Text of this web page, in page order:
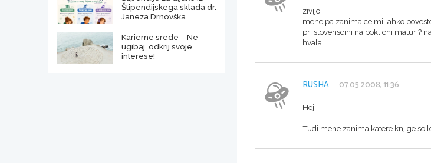
zivijo!
mene pa zanima ce mi lahko
pri slovenscini na poklicni maturi?
hvala.
RUSHA 07.05.2008, 11:36
Hej!
Tudi mene zanima katere knjige so
Štipendijskega sklada dr.
Janeza Drnovška
Karierne srede – Ne
ugibaj, odkrij svoje
interese!